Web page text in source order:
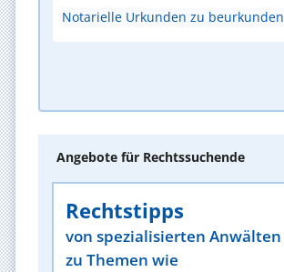
Notarielle Urkunden zu beurkunden
Angebote für Rechtssuchende
Rechtstipps
von spezialisierten Anwälten
zu Themen wie